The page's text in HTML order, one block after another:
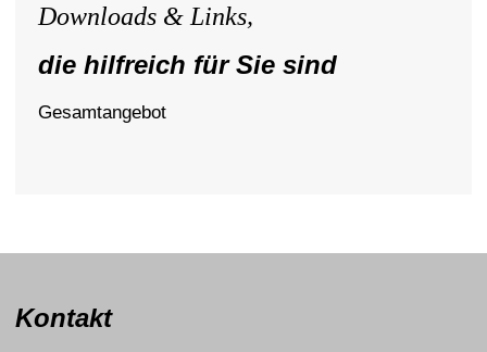
Downloads & Links,
die hilfreich für Sie sind
Gesamtangebot
Kontakt